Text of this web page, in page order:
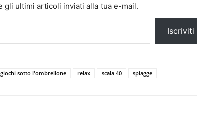
gli ultimi articoli inviati alla tua e-mail.
Iscriviti
giochi sotto l'ombrellone relax scala 40 spiagge